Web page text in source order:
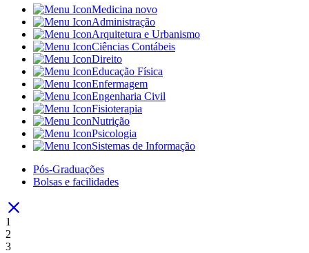
Medicina novo
Administração
Arquitetura e Urbanismo
Ciências Contábeis
Direito
Educação Física
Enfermagem
Engenharia Civil
Fisioterapia
Nutrição
Psicologia
Sistemas de Informação
Pós-Graduações
Bolsas e facilidades
1
2
3